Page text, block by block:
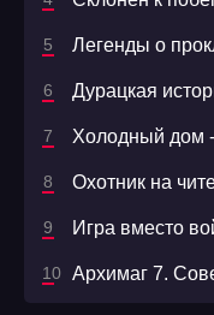
Легенды о
Дурацкая
Холодный дом
Охотник на
Игра вместо
Архимаг 7.